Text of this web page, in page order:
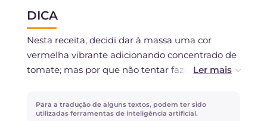
máximo 3 dias. É possível congelar o strudel
uma vez cozido se você usou produtos frescos.
DICA
Nesta receita, decidi dar à massa uma cor
vermelha vibrante adicionando concentrado de
tomate; mas por que não tentar fazê-lo em
para obter uma massa amarela ou bater alguns
espinafres para uma massa verde!
Para a tradução de alguns textos, podem ter sido
utilizadas ferramentas de inteligência artificial.